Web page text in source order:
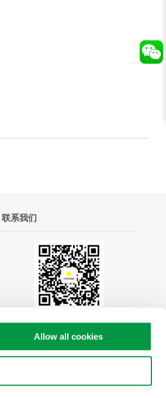
Allow all cookies
联系我们